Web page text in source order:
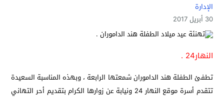
الإدارة
30 أبريل 2017
النهار24 .
تطفئ الطفلة هند الداموران شمعتها الرابعة ، وبهذه المناسبة السعيدة
تتقدم أسرة موقع النهار 24 ونيابة عن زوارها الكرام بتقديم أحر التهاني